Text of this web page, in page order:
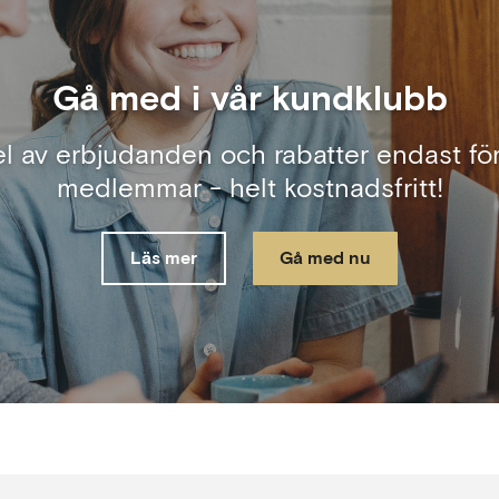
Gå med i vår kundklubb
av erbjudanden och rabatter endast
medlemmar - helt kostnadsfritt!
Läs mer Gå med nu